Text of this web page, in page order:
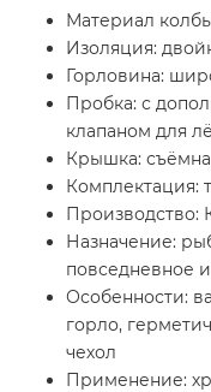
Материал
Изоляция:
Горловина:
Пробка: с
клапаном для
Крышка:
Комплектация:
Производство:
Назначение:
повседневное
Особенности:
горло,
чехол
Применение: